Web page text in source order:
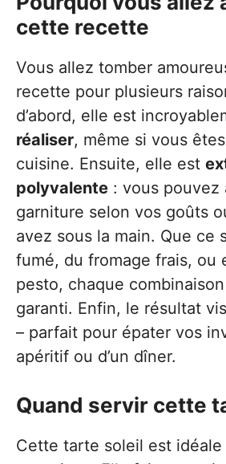
cette recette
Vous allez tomber
recette pour plusieurs
d’abord, elle est
réaliser, même si vous
cuisine. Ensuite, elle est
polyvalente : vous pouvez
garniture selon vos goûts
avez sous la main. Que ce
fumé, du fromage frais, ou
pesto, chaque
garanti. Enfin, le résultat
– parfait pour épater vos
apéritif ou d’un dîner.
Quand servir cette
Cette tarte soleil est